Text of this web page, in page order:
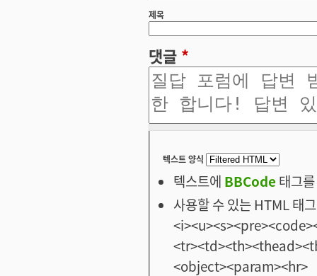
제목
댓글 *
텍스트 양식
텍스트에 BBCode태그
사용할 수 있는 HTML
<object><param><hr>